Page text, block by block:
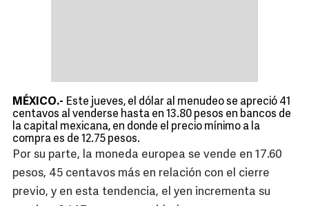
MÉXICO.- Este jueves, el dólar al menudeo se apreció 41
centavos al venderse hasta en 13.80 pesos en bancos de
la capital mexicana, en donde el precio mínimo a la
compra es de 12.75 pesos.
Por su parte, la moneda europea se vende en 17.60
pesos, 45 centavos más en relación con el cierre
previo, y en esta tendencia, el yen incrementa su